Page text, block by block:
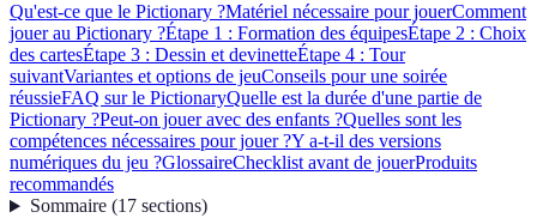
Qu'est-ce que le Pictionary ?Matériel nécessaire pour jouerComment
jouer au Pictionary ?Étape 1 : Formation des équipesÉtape 2 : Choix
des cartesÉtape 3 : Dessin et devinetteÉtape 4 : Tour
suivantVariantes et options de jeuConseils pour une soirée
réussieFAQ sur le PictionaryQuelle est la durée d'une partie de
Pictionary ?Peut-on jouer avec des enfants ?Quelles sont les
compétences nécessaires pour jouer ?Y a-t-il des versions
numériques du jeu ?GlossaireChecklist avant de jouerProduits
recommandés
Sommaire(17 sections)